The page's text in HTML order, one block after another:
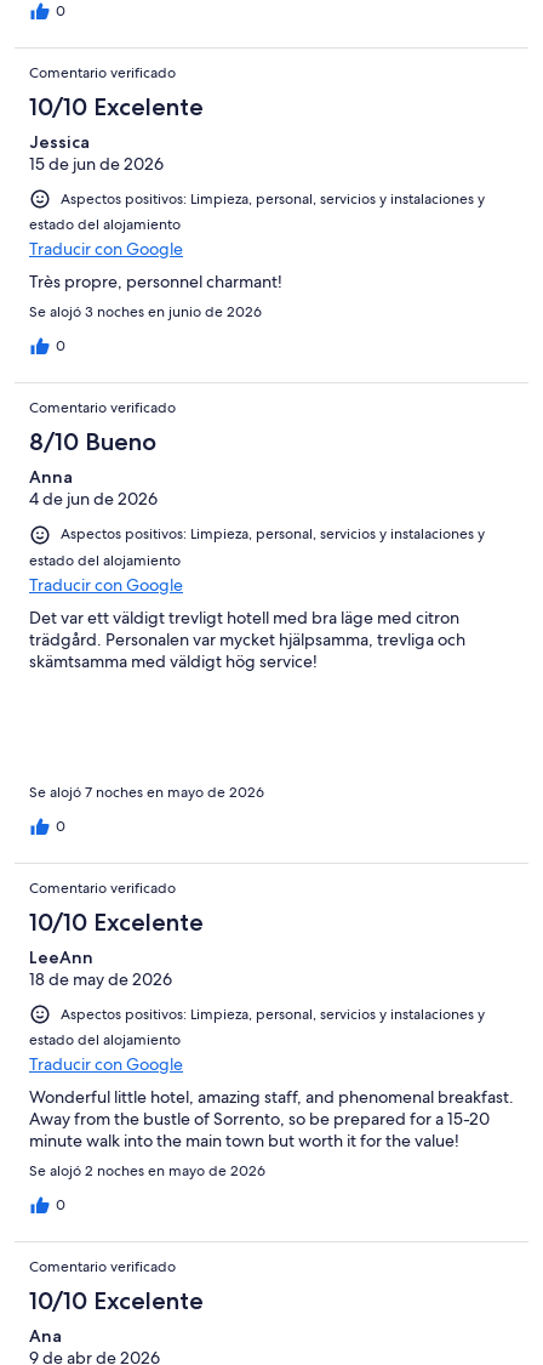
0
Comentario verificado
10/10 Excelente
Jessica
15 de jun de 2026
Aspectos positivos: Limpieza, personal, servicios y instalaciones y
estado del alojamiento
Traducir con Google
Très propre, personnel charmant!
Se alojó 3 noches en junio de 2026
0
Comentario verificado
8/10 Bueno
Anna
4 de jun de 2026
Aspectos positivos: Limpieza, personal, servicios y instalaciones y
estado del alojamiento
Traducir con Google
Det var ett väldigt trevligt hotell med bra läge med citron
trädgård. Personalen var mycket hjälpsamma, trevliga och
skämtsamma med väldigt hög service!
Se alojó 7 noches en mayo de 2026
0
Comentario verificado
10/10 Excelente
LeeAnn
18 de may de 2026
Aspectos positivos: Limpieza, personal, servicios y instalaciones y
estado del alojamiento
Traducir con Google
Wonderful little hotel, amazing staff, and phenomenal breakfast.
Away from the bustle of Sorrento, so be prepared for a 15-20
minute walk into the main town but worth it for the value!
Se alojó 2 noches en mayo de 2026
0
Comentario verificado
10/10 Excelente
Ana
9 de abr de 2026